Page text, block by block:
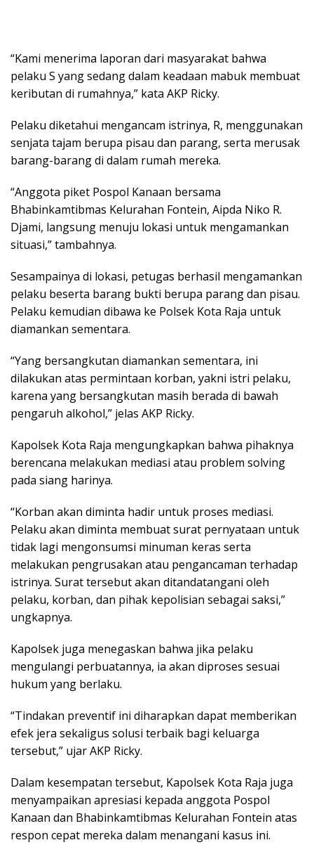
“Kami menerima laporan dari masyarakat bahwa
pelaku S yang sedang dalam keadaan mabuk membuat
keributan di rumahnya,” kata AKP Ricky.
Pelaku diketahui mengancam istrinya, R, menggunakan
senjata tajam berupa pisau dan parang, serta merusak
barang-barang di dalam rumah mereka.
“Anggota piket Pospol Kanaan bersama
Bhabinkamtibmas Kelurahan Fontein, Aipda Niko R.
Djami, langsung menuju lokasi untuk mengamankan
situasi,” tambahnya.
Sesampainya di lokasi, petugas berhasil mengamankan
pelaku beserta barang bukti berupa parang dan pisau.
Pelaku kemudian dibawa ke Polsek Kota Raja untuk
diamankan sementara.
“Yang bersangkutan diamankan sementara, ini
dilakukan atas permintaan korban, yakni istri pelaku,
karena yang bersangkutan masih berada di bawah
pengaruh alkohol,” jelas AKP Ricky.
Kapolsek Kota Raja mengungkapkan bahwa pihaknya
berencana melakukan mediasi atau problem solving
pada siang harinya.
“Korban akan diminta hadir untuk proses mediasi.
Pelaku akan diminta membuat surat pernyataan untuk
tidak lagi mengonsumsi minuman keras serta
melakukan pengrusakan atau pengancaman terhadap
istrinya. Surat tersebut akan ditandatangani oleh
pelaku, korban, dan pihak kepolisian sebagai saksi,”
ungkapnya.
Kapolsek juga menegaskan bahwa jika pelaku
mengulangi perbuatannya, ia akan diproses sesuai
hukum yang berlaku.
“Tindakan preventif ini diharapkan dapat memberikan
efek jera sekaligus solusi terbaik bagi keluarga
tersebut,” ujar AKP Ricky.
Dalam kesempatan tersebut, Kapolsek Kota Raja juga
menyampaikan apresiasi kepada anggota Pospol
Kanaan dan Bhabinkamtibmas Kelurahan Fontein atas
respon cepat mereka dalam menangani kasus ini.